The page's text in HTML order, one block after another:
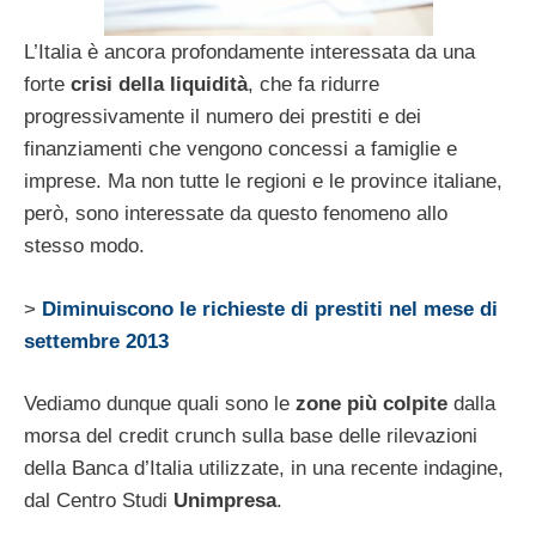
L’Italia è ancora profondamente interessata da una
forte crisi della liquidità, che fa ridurre
progressivamente il numero dei prestiti e dei
finanziamenti che vengono concessi a famiglie e
imprese. Ma non tutte le regioni e le province italiane,
però, sono interessate da questo fenomeno allo
stesso modo.
> Diminuiscono le richieste di prestiti nel mese di
settembre 2013
Vediamo dunque quali sono le zone più colpite dalla
morsa del credit crunch sulla base delle rilevazioni
della Banca d’Italia utilizzate, in una recente indagine,
dal Centro Studi Unimpresa.